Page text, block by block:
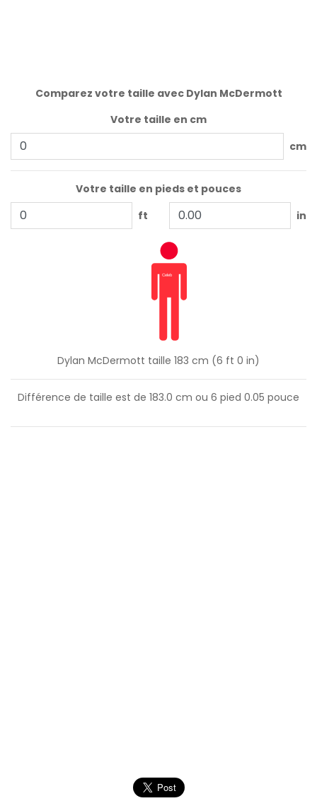
Comparez votre taille avec Dylan McDermott
Votre taille en cm
cm
Votre taille en pieds et pouces
ft
in
Dylan McDermott taille 183 cm (6 ft 0 in)
Différence de taille est de 183.0 cm ou 6 pied 0.05 pouce